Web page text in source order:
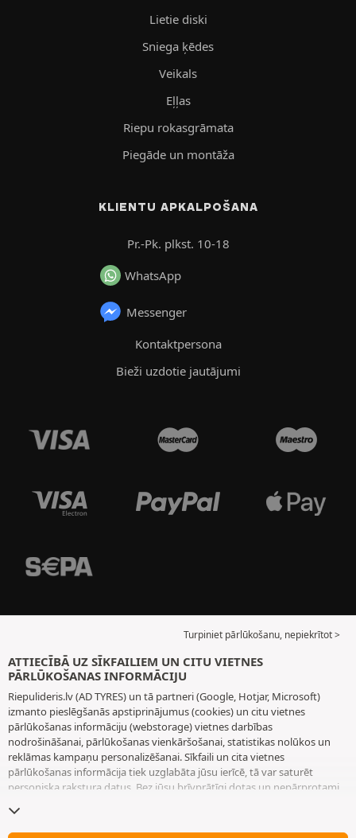
Lietie diski
Sniega ķēdes
Veikals
Eļļas
Riepu rokasgrāmata
Piegāde un montāža
KLIENTU APKALPOŠANA
Pr.-Pk. plkst. 10-18
WhatsApp
Messenger
Kontaktpersona
Bieži uzdotie jautājumi
Turpiniet pārlūkošanu, nepiekrītot >
ATTIECĪBĀ UZ SĪKFAILIEM UN CITU VIETNES
PĀRLŪKOŠANAS INFORMĀCIJU
Riepulideris.lv (AD TYRES) un tā partneri (Google, Hotjar, Microsoft)
izmanto pieslēgšanās apstiprinājumus (cookies) un citu vietnes
pārlūkošanas informāciju (webstorage) vietnes darbības
nodrošināšanai, pārlūkošanas vienkāršošanai, statistikas nolūkos un
reklāmas kampaņu personalizēšanai. Sīkfaili un cita vietnes
pārlūkošanas informācija tiek uzglabāta jūsu ierīcē, tā var saturēt
personiska rakstura datus. Bez jūsu brīvprātīgi dotas un nepārprotami
pārlūkošanas informāciju, izņemot to, kas nepieciešama vietnes
darbības nodrošināšanai. Mēs saglabājam jūsu izvēli 6 mēnešus ilgu